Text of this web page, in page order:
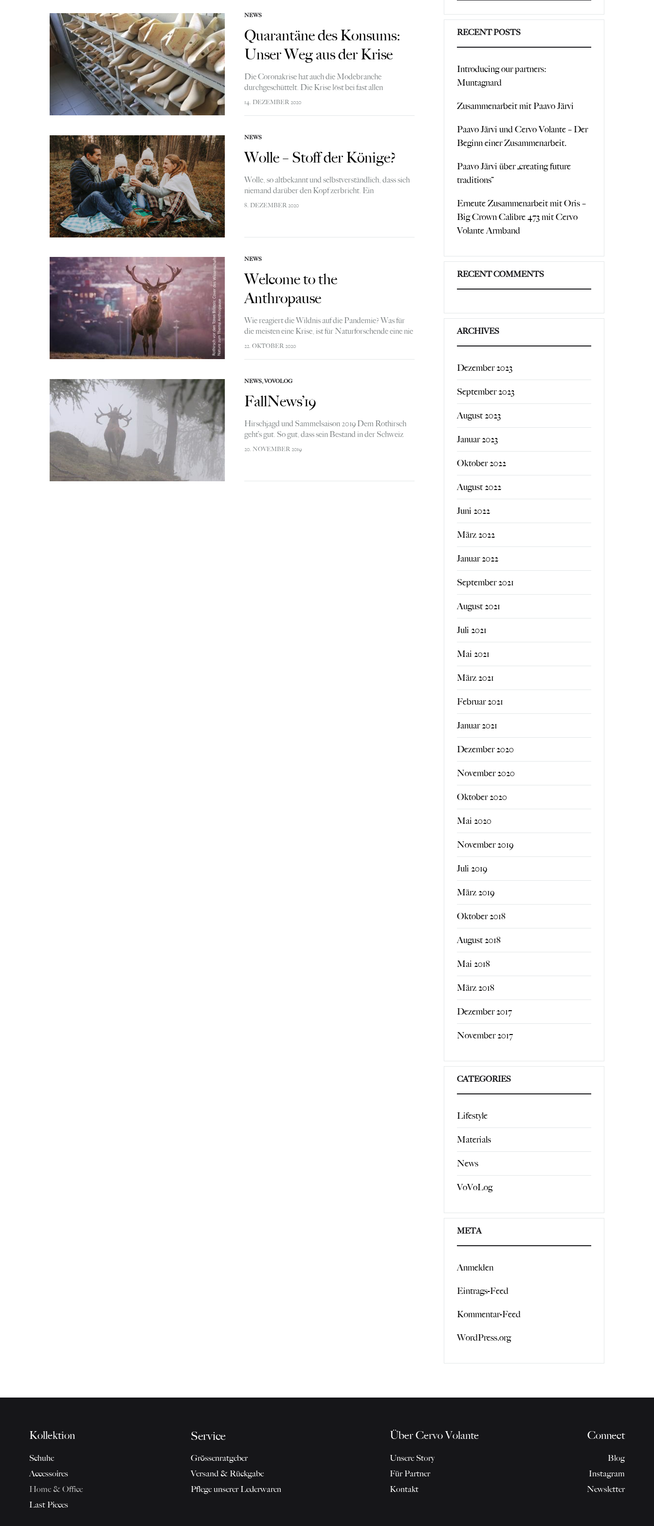
NEWS
Quarantäne des Konsums:
Unser Weg aus der Krise
Die Coronakrise hat auch die Modebranche
durchgeschüttelt. Die Krise löst bei fast allen
Menschen Unsicherheit oder Angst ein. Pessimismus
über die wirtschaftliche Entwicklung ist bei
14. DEZEMBER 2020
NEWS
Wolle – Stoff der Könige?
Wolle, so altbekannt und selbstverständlich, dass sich
niemand darüber den Kopf zerbricht. Ein
Naturmaterial, mal edel, mal kratzig. Woher aber
8. DEZEMBER 2020
NEWS
Welcome to the
Anthropause
Wie reagiert die Wildnis auf die Pandemie? Was für
die meisten eine Krise, ist für Naturforschende eine nie
dagewesene Chance. Eine «Anthropause», das
22. OKTOBER 2020
NEWS,VOVOLOG
FallNews’19
Hirschjagd und Sammelsaison 2019 Dem Rothirsch
geht’s gut. So gut, dass sein Bestand in der Schweiz
wächst und wächst. So wandert das majestätische
Huftier wieder in Gebiete ein, aus denen…
20. NOVEMBER 2019
Search
RECENT POSTS
Introducing our partners:
Muntagnard
Zusammenarbeit mit Paavo Järvi
Paavo Järvi und Cervo Volante – Der
Beginn einer Zusammenarbeit.
Paavo Järvi über „creating future
traditions“
Erneute Zusammenarbeit mit Oris –
Big Crown Calibre 473 mit Cervo
Volante Armband
RECENT COMMENTS
ARCHIVES
Dezember 2023
September 2023
August 2023
Januar 2023
Oktober 2022
August 2022
Juni 2022
März 2022
Januar 2022
September 2021
August 2021
Juli 2021
Mai 2021
März 2021
Februar 2021
Januar 2021
Dezember 2020
November 2020
Oktober 2020
Mai 2020
November 2019
Juli 2019
März 2019
Oktober 2018
August 2018
Mai 2018
März 2018
Dezember 2017
November 2017
CATEGORIES
Lifestyle
Materials
News
VoVoLog
META
Anmelden
Eintrags-Feed
Kommentar-Feed
WordPress.org
Kollektion
Schuhe
Accessoires
Home & Office
Last Pieces
Service
Grössenratgeber
Versand & Rückgabe
Pflege unserer Lederwaren
Über Cervo Volante
Unsere Story
Für Partner
Kontakt
Connect
Blog
Instagram
Newsletter